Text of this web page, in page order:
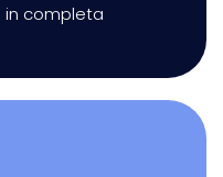
in completa